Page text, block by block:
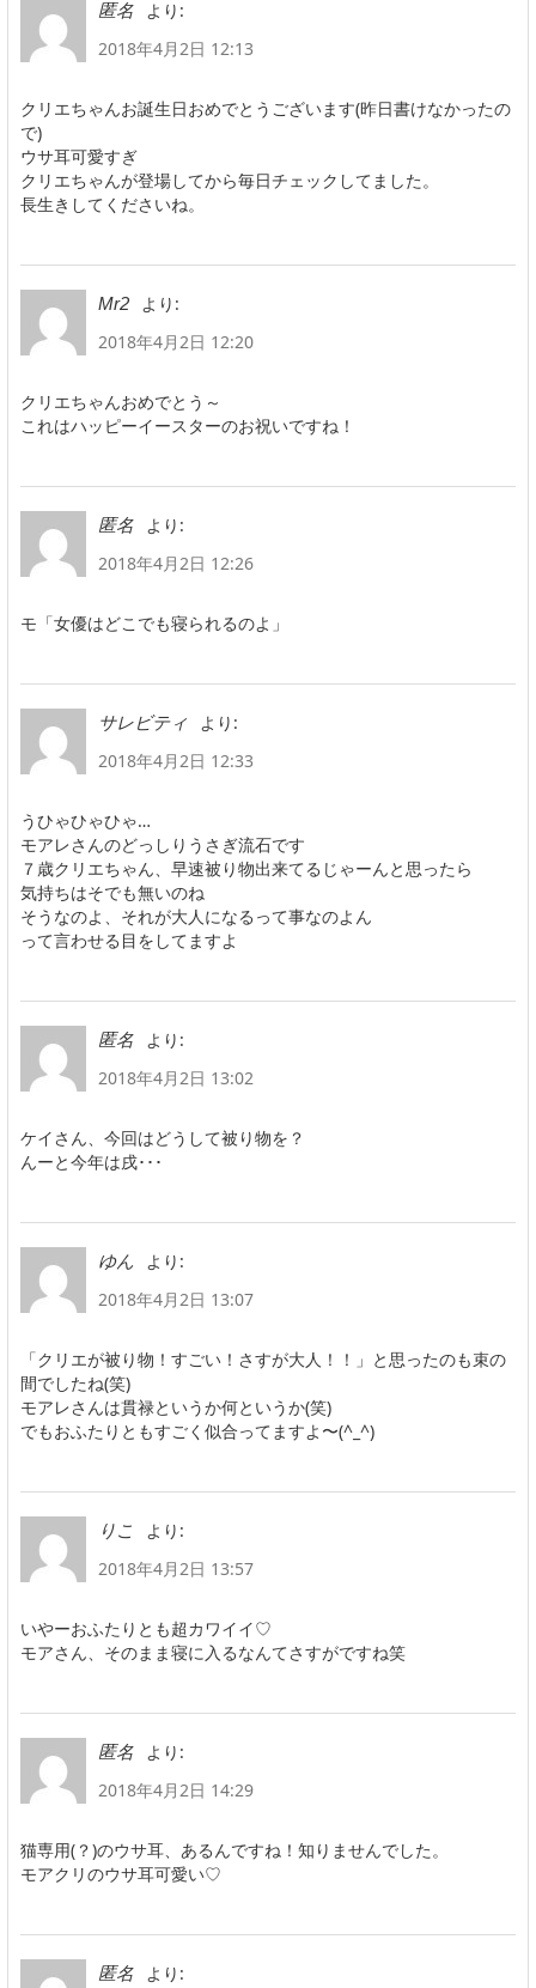
匿名
より:
2018年4月2日 12:13
クリエちゃんお誕生日おめでとうございます(昨日書けなかったの
で)
ウサ耳可愛すぎ
クリエちゃんが登場してから毎日チェックしてました。
長生きしてくださいね。
Mr2
より:
2018年4月2日 12:20
クリエちゃんおめでとう～
これはハッピーイースターのお祝いですね！
匿名
より:
2018年4月2日 12:26
モ「女優はどこでも寝られるのよ」
サレビティ
より:
2018年4月2日 12:33
うひゃひゃひゃ…
モアレさんのどっしりうさぎ流石です
７歳クリエちゃん、早速被り物出来てるじゃーんと思ったら
気持ちはそでも無いのね
そうなのよ、それが大人になるって事なのよん
って言わせる目をしてますよ
匿名
より:
2018年4月2日 13:02
ケイさん、今回はどうして被り物を？
んーと今年は戌･･･
ゆん
より:
2018年4月2日 13:07
「クリエが被り物！すごい！さすが大人！！」と思ったのも束の
間でしたね(笑)
モアレさんは貫禄というか何というか(笑)
でもおふたりともすごく似合ってますよ〜(^_^)
りこ
より:
2018年4月2日 13:57
いやーおふたりとも超カワイイ♡
モアさん、そのまま寝に入るなんてさすがですね笑
匿名
より:
2018年4月2日 14:29
猫専用(？)のウサ耳、あるんですね！知りませんでした。
モアクリのウサ耳可愛い♡
匿名
より: